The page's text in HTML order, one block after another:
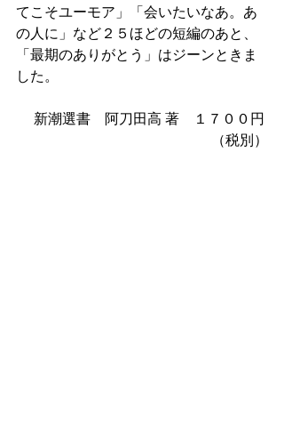
てこそユーモア」「会いたいなあ。あ
の人に」など２５ほどの短編のあと、
「最期のありがとう」はジーンときま
した。
新潮選書　阿刀田高 著　１７００円
（税別）